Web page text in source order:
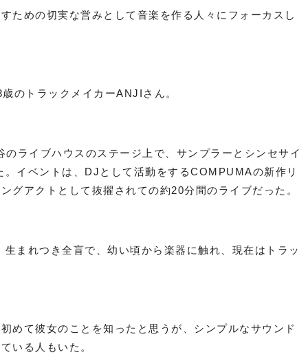
ための切実な営みとして音楽を作る人々にフォーカスし
のトラックメイカーANJIさん。
ライブハウスのステージ上で、サンプラーとシンセサイ
イベントは、DJとして活動をするCOMPUMAの新作リ
グアクトとして抜擢されての約20分間のライブだった。
まれつき全盲で、幼い頃から楽器に触れ、現在はトラッ
めて彼女のことを知ったと思うが、シンプルなサウンド
いる人もいた。